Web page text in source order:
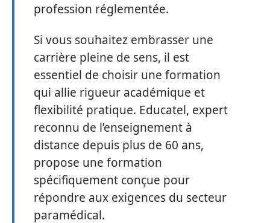
profession réglementée.
Si vous souhaitez embrasser une
carrière pleine de sens, il est
essentiel de choisir une formation
qui allie rigueur académique et
flexibilité pratique. Educatel, expert
reconnu de l’enseignement à
distance depuis plus de 60 ans,
propose une formation
spécifiquement conçue pour
répondre aux exigences du secteur
paramédical.